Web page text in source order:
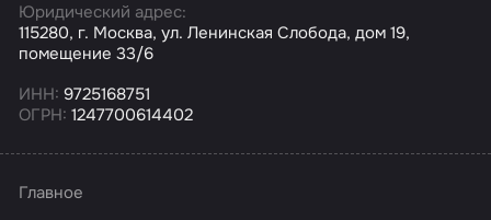
Юридический адрес:
115280, г. Москва, ул. Ленинская Слобода, дом 19,
помещение 33/6
ИНН: 9725168751
ОГРН: 1247700614402
Главное